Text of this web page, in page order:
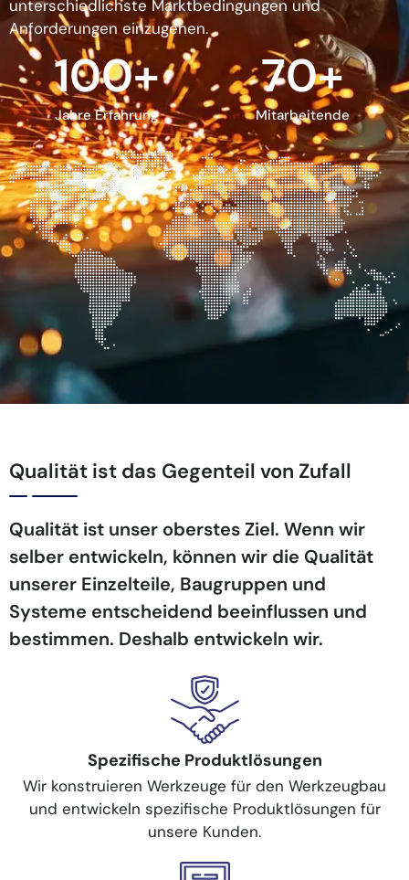
unterschiedlichste Marktbedingungen und
Anforderungen einzugehen.
Jahre Erfahrung
100+
Mitarbeitende
70+
Qualität ist das Gegenteil von Zufall
Qualität ist unser oberstes Ziel. Wenn wir
selber entwickeln, können wir die Qualität
unserer Einzelteile, Baugruppen und
Systeme entscheidend beeinflussen und
bestimmen. Deshalb entwickeln wir.
Spezifische Produktlösungen
Wir konstruieren Werkzeuge für den Werkzeugbau
und entwickeln spezifische Produktlösungen für
unsere Kunden.